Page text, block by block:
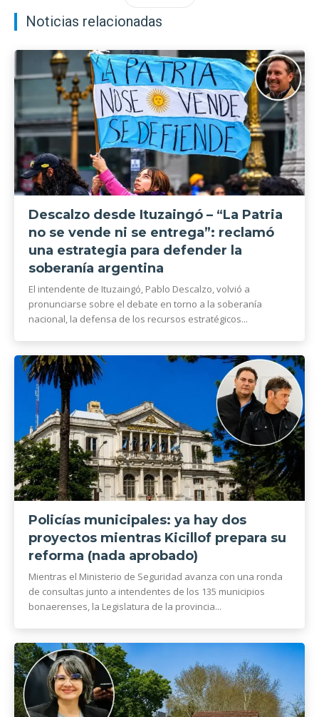
Noticias relacionadas
Descalzo desde Ituzaingó – “La Patria
no se vende ni se entrega”: reclamó
una estrategia para defender la
soberanía argentina
El intendente de Ituzaingó, Pablo Descalzo, volvió a
pronunciarse sobre el debate en torno a la soberanía
nacional, la defensa de los recursos estratégicos...
Policías municipales: ya hay dos
proyectos mientras Kicillof prepara su
reforma (nada aprobado)
Mientras el Ministerio de Seguridad avanza con una ronda
de consultas junto a intendentes de los 135 municipios
bonaerenses, la Legislatura de la provincia...